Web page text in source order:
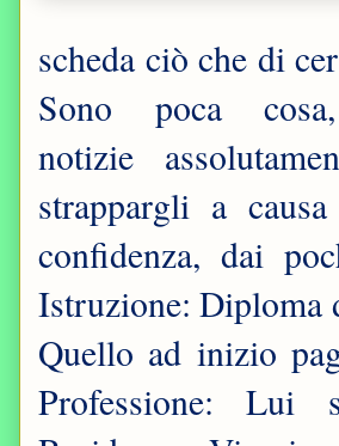
scheda ciò che di
Sono poca
notizie
strappargli a
confidenza, dai
Istruzione: Diploma
Quello ad inizio
Professione: Lui